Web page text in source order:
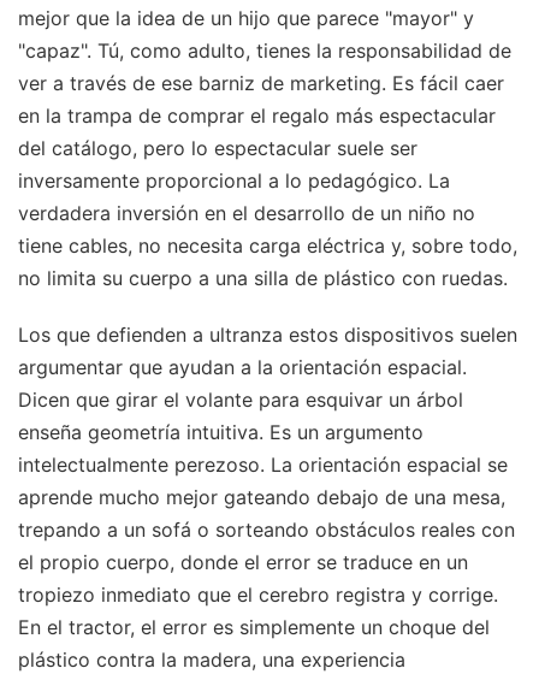
mejor que la idea de un hijo que parece "mayor" y
"capaz". Tú, como adulto, tienes la responsabilidad de
ver a través de ese barniz de marketing. Es fácil caer
en la trampa de comprar el regalo más espectacular
del catálogo, pero lo espectacular suele ser
inversamente proporcional a lo pedagógico. La
verdadera inversión en el desarrollo de un niño no
tiene cables, no necesita carga eléctrica y, sobre todo,
no limita su cuerpo a una silla de plástico con ruedas.
Los que defienden a ultranza estos dispositivos suelen
argumentar que ayudan a la orientación espacial.
Dicen que girar el volante para esquivar un árbol
enseña geometría intuitiva. Es un argumento
intelectualmente perezoso. La orientación espacial se
aprende mucho mejor gateando debajo de una mesa,
trepando a un sofá o sorteando obstáculos reales con
el propio cuerpo, donde el error se traduce en un
tropiezo inmediato que el cerebro registra y corrige.
En el tractor, el error es simplemente un choque del
plástico contra la madera, una experiencia